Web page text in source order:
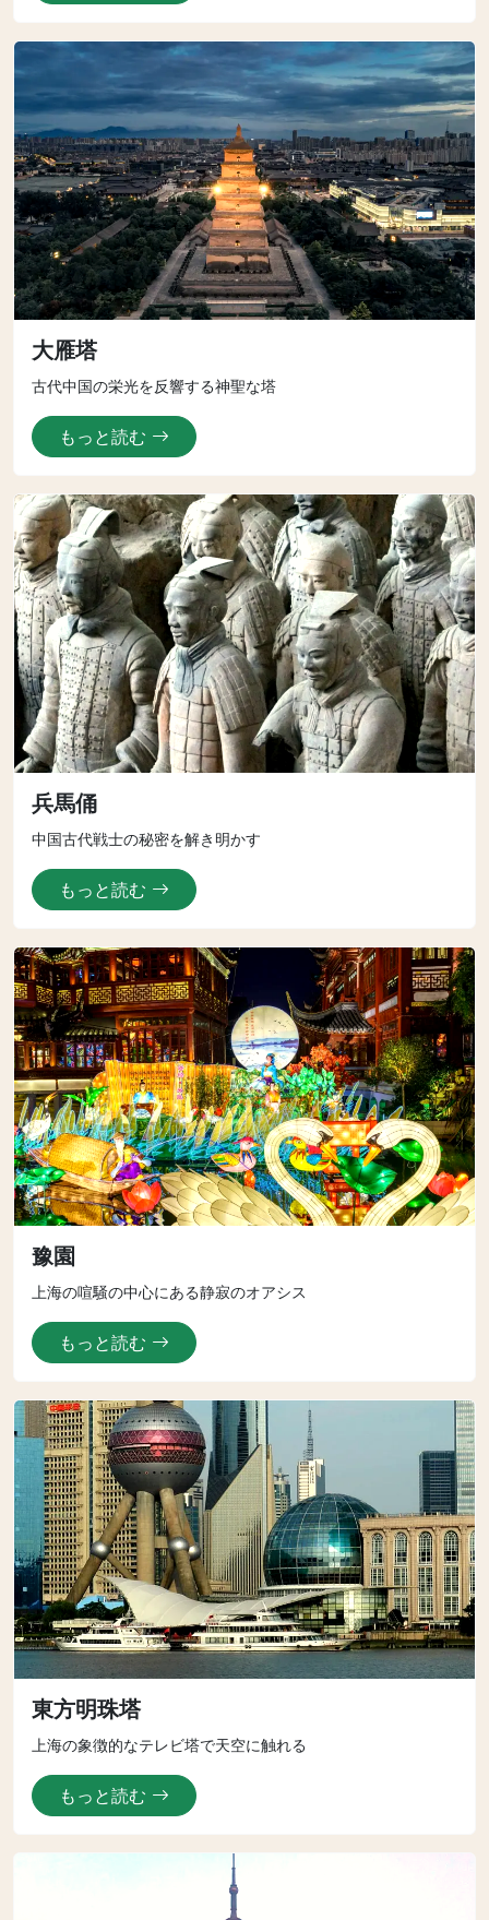
大雁塔
古代中国の栄光を反響する神聖な塔
もっと読む
兵馬俑
中国古代戦士の秘密を解き明かす
もっと読む
豫園
上海の喧騒の中心にある静寂のオアシス
もっと読む
東方明珠塔
上海の象徴的なテレビ塔で天空に触れる
もっと読む